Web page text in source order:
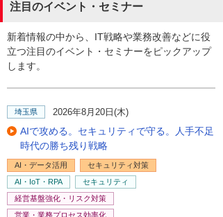
注目のイベント・セミナー
新着情報の中から、IT戦略や業務改善などに役
立つ注目のイベント・セミナーをピックアップ
します。
埼玉県 2026年8月20日(木)
AIで攻める。セキュリティで守る。人手不足
時代の勝ち残り戦略
AI・データ活用
セキュリティ対策
AI・IoT・RPA
セキュリティ
経営基盤強化・リスク対策
営業・業務プロセス効率化